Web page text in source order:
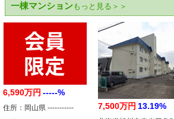
一棟マンションもっと見る＞＞
6,590万円 -----%
住所：岡山県 -----------
7,500万円 13.19%